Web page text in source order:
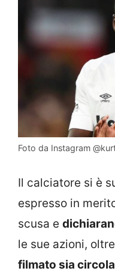
Foto da Instagram
Il calciatore si è
espresso in
scusa e
le sue azioni,
filmato sia